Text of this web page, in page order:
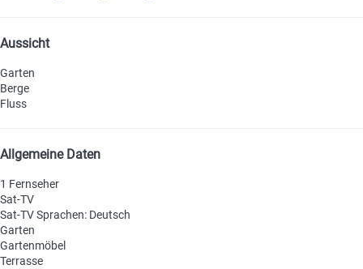
Aussicht
Garten
Berge
Fluss
Allgemeine Daten
1 Fernseher
Sat-TV
Sat-TVSprachen: Deutsch
Garten
Gartenmöbel
Terrasse